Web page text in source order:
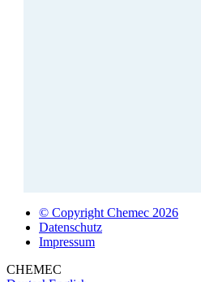
© Copyright Chemec 2026
Datenschutz
Impressum
CHEMEC